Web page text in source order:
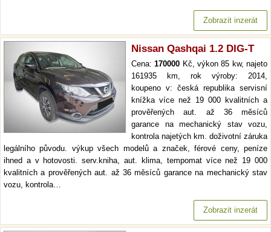
Zobrazit inzerát
Nissan Qashqai 1.2 DIG-T
Cena:170000 Kč, výkon 85 kw, najeto
161935 km, rok výroby: 2014,
koupeno v: česká republika servisní
knížka více než 19 000 kvalitních a
prověřených aut. až 36 měsíců
garance na mechanický stav vozu,
kontrola najetých km. doživotní záruka
legálního původu. výkup všech modelů a značek, férové ceny, peníze
ihned a v hotovosti. serv.kniha, aut. klima, tempomat více než 19 000
kvalitních a prověřených aut. až 36 měsíců garance na mechanický stav
vozu, kontrola…
Zobrazit inzerát